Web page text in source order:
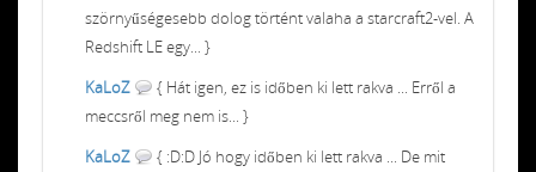
szörnyűségesebb dolog történt valaha a starcraft2-vel. A
Redshift LE egy... }
KaLoZ
{ Hát igen, ez is időben ki lett rakva ... Erről a
meccsről meg nem is... }
KaLoZ
{ :D:D Jó hogy időben ki lett rakva ... De mit